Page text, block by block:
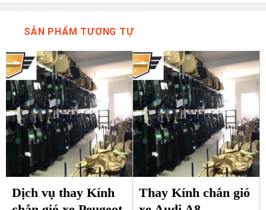
SẢN PHẨM TƯƠNG TỰ
Dịch vụ thay Kính
Thay Kính chắn gió